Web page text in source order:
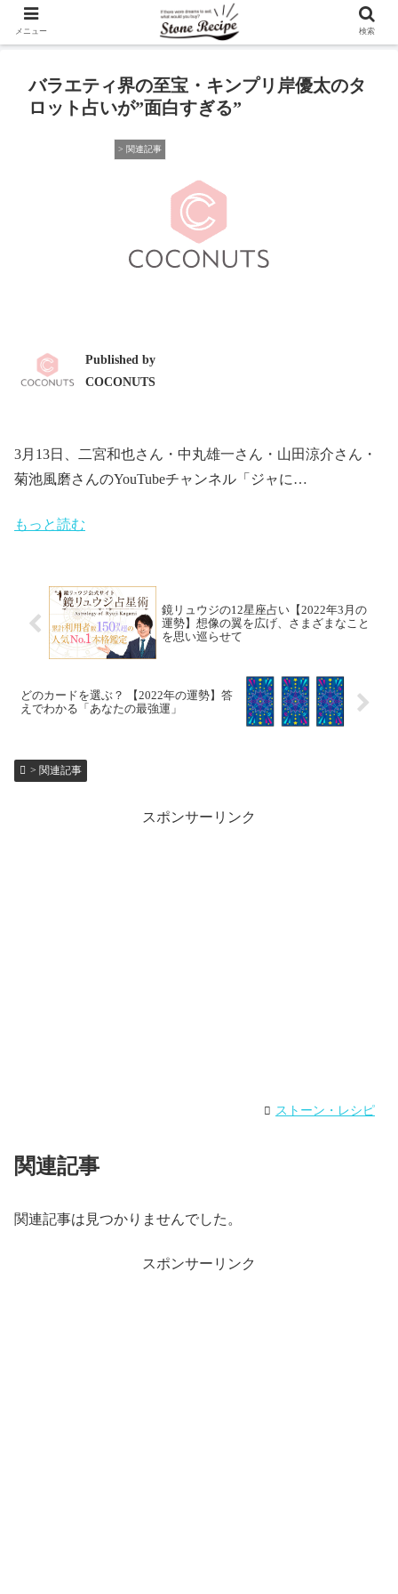
バラエティ界の至宝・キンプリ岸優太のタ
ロット占いが”面白すぎる”
> 関連記事
Published by
COCONUTS
3月13日、二宮和也さん・中丸雄一さん・山田涼介さん・
菊池風磨さんのYouTubeチャンネル「ジャに…
もっと読む
鏡リュウジの12星座占い【2022年3月の
運勢】想像の翼を広げ、さまざまなこと
を思い巡らせて
どのカードを選ぶ？ 【2022年の運勢】答
えでわかる「あなたの最強運」
> 関連記事
スポンサーリンク
ストーン・レシピ
関連記事
関連記事は見つかりませんでした。
スポンサーリンク
メニュー 検索